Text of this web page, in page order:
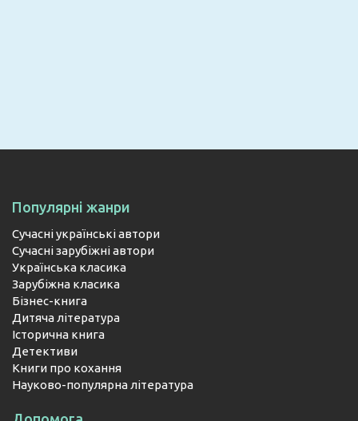
Популярні жанри
Сучасні українські автори
Сучасні зарубіжні автори
Українська класика
Зарубіжна класика
Бізнес-книга
Дитяча література
Історична книга
Детективи
Книги про кохання
Науково-популярна література